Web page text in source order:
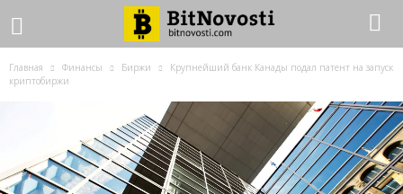
Главная Финансы Биржи
Крупнейший банк Канады подал патент на запуск
криптобиржи